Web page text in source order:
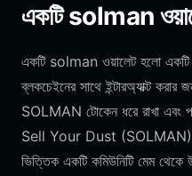
একটি solman
একটি solman ওয়ালেট হলো একটি
ব্লকচেইনের সাথে ইন্টারঅ্যাক্ট করার
SOLMAN টোকেন ধরে রাখা এবং
Sell Your Dust (SOLMAN)
ভিত্তিক একটি কমিউনিটি মেম